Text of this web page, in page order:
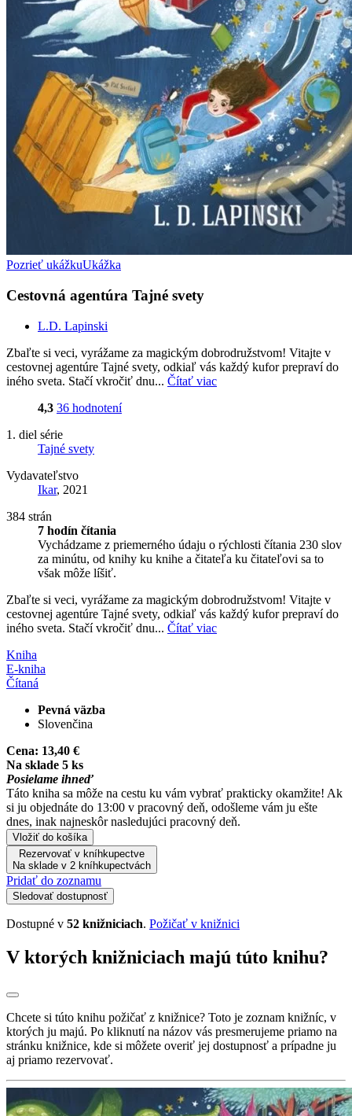
Pozrieť ukážkuUkážka
Cestovná agentúra Tajné svety
L.D. Lapinski
Zbaľte si veci, vyrážame za magickým dobrodružstvom! Vitajte v
cestovnej agentúre Tajné svety, odkiaľ vás každý kufor prepraví do
iného sveta. Stačí vkročiť dnu... Čítať viac
4,3 36 hodnotení
1. diel série
Tajné svety
Vydavateľstvo
Ikar, 2021
384 strán
7 hodín čítania
Vychádzame z priemerného údaju o rýchlosti čítania 230 slov
za minútu, od knihy ku knihe a čitateľa ku čitateľovi sa to
však môže líšiť.
Zbaľte si veci, vyrážame za magickým dobrodružstvom! Vitajte v
cestovnej agentúre Tajné svety, odkiaľ vás každý kufor prepraví do
iného sveta. Stačí vkročiť dnu... Čítať viac
Kniha
E-kniha
Čítaná
Pevná väzba
Slovenčina
Cena: 13,40 €
Na sklade 5 ks
Posielame ihneď
Táto kniha sa môže na cestu ku vám vybrať prakticky okamžite! Ak
si ju objednáte do 13:00 v pracovný deň, odošleme vám ju ešte
dnes, inak najneskôr nasledujúci pracovný deň.
Vložiť do košíka
Rezervovať v kníhkupectve
Na sklade v 2 kníhkupectvách
Pridať do zoznamu
Sledovať dostupnosť
Dostupné v 52 knižniciach. Požičať v knižnici
V ktorých knižniciach majú túto knihu?
Chcete si túto knihu požičať z knižnice? Toto je zoznam knižníc, v
ktorých ju majú. Po kliknutí na názov vás presmerujeme priamo na
stránku knižnice, kde si môžete overiť jej dostupnosť a prípadne ju
aj priamo rezervovať.